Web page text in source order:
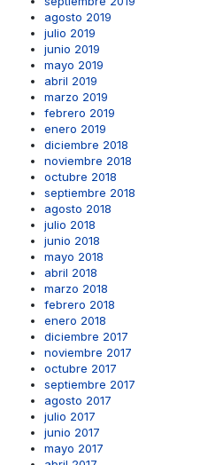
agosto 2019
julio 2019
junio 2019
mayo 2019
abril 2019
marzo 2019
febrero 2019
enero 2019
diciembre 2018
noviembre 2018
octubre 2018
septiembre 2018
agosto 2018
julio 2018
junio 2018
mayo 2018
abril 2018
marzo 2018
febrero 2018
enero 2018
diciembre 2017
noviembre 2017
octubre 2017
septiembre 2017
agosto 2017
julio 2017
junio 2017
mayo 2017